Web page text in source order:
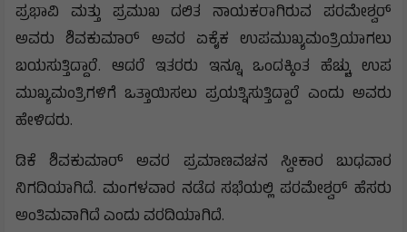
ಪ್ರಭಾವಿ ಮತ್ತು ಪ್ರಮುಖ ದಲಿತ ನಾಯಕರಾಗಿರುವ ಪರಮೇಶ್ವರ್‌
ಅವರು ಶಿವಕುಮಾರ್ ಅವರ ಏಕೈಕ ಉಪಮುಖ್ಯಮಂತ್ರಿಯಾಗಲು
ಬಯಸುತ್ತಿದ್ದಾರೆ. ಆದರೆ ಇತರರು ಇನ್ನೂ ಒಂದಕ್ಕಿಂತ ಹೆಚ್ಚು ಉಪ
ಮುಖ್ಯಮಂತ್ರಿಗಳಿಗೆ ಒತ್ತಾಯಿಸಲು ಪ್ರಯತ್ನಿಸುತ್ತಿದ್ದಾರೆ ಎಂದು ಅವರು
ಹೇಳಿದರು.
ಡಿಕೆ ಶಿವಕುಮಾರ್ ಅವರ ಪ್ರಮಾಣವಚನ ಸ್ವೀಕಾರ ಬುಧವಾರ
ನಿಗದಿಯಾಗಿದೆ. ಮಂಗಳವಾರ ನಡೆದ ಸಭೆಯಲ್ಲಿ ಪರಮೇಶ್ವರ್‌ ಹೆಸರು
ಅಂತಿಮವಾಗಿದೆ ಎಂದು ವರದಿಯಾಗಿದೆ.